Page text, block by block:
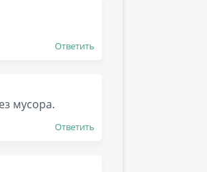
Ответить
мусора.
Ответить